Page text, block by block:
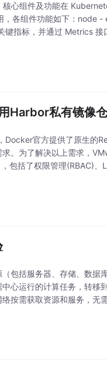
心组件及功能在
各组件功能如下：node
键指标，并通过 Metrics 接
Harbor私有镜像
Docker官方提供了原生的
。为了解决以上需求，
包括了权限管理(RBAC)、
包括服务器、存储、数据
心运行的计算任务，转移
按需获取资源和服务，无